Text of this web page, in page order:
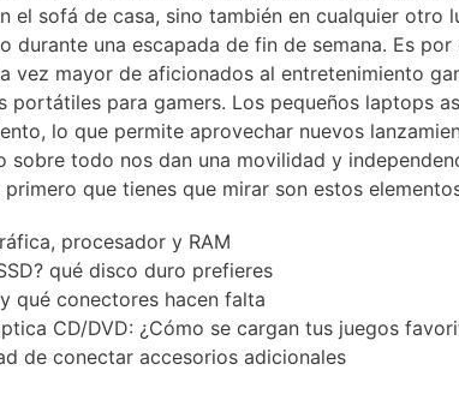
el sofá de casa, sino también en cualquier otro
durante una escapada de fin de semana. Es por
vez mayor de aficionados al entretenimiento
portátiles para gamers. Los pequeños laptops
lo que permite aprovechar nuevos
sobre todo nos dan una movilidad y
que tienes que mirar son estos
procesador y RAM
qué disco duro prefieres
qué conectores hacen falta
CD/DVD: ¿Cómo se cargan tus juegos
de conectar accesorios adicionales